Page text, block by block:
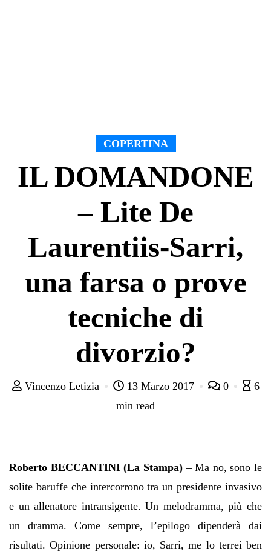
COPERTINA
IL DOMANDONE
– Lite De
Laurentiis-Sarri,
una farsa o prove
tecniche di
divorzio?
Vincenzo Letizia 13 Marzo 2017 0
6
min read
Roberto BECCANTINI (La Stampa)– Ma no, sono le
solite baruffe che intercorrono tra un presidente invasivo
e un allenatore intransigente. Un melodramma, più che
un dramma. Come sempre, l’epilogo dipenderà dai
risultati. Opinione personale: io, Sarri, me lo terrei ben